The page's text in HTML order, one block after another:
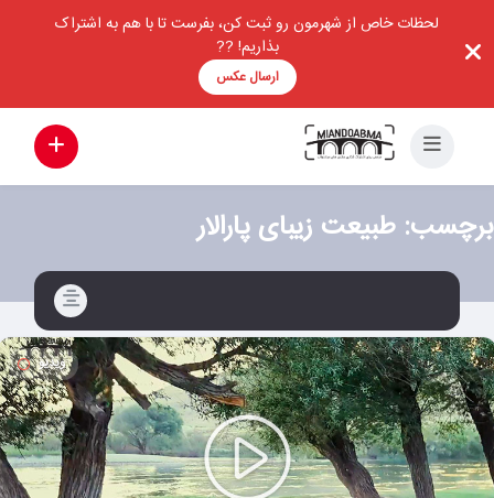
لحظات خاص از شهرمون رو ثبت کن، بفرست تا با هم به اشتراک
بذاریم! ??
ارسال عکس
برچسب: طبیعت زیبای پارالار
ویدیو